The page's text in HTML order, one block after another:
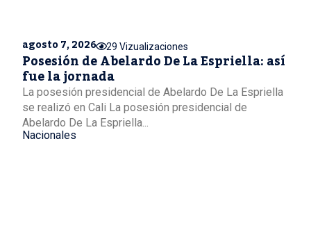
agosto 7, 2026 29 Vizualizaciones
Posesión de Abelardo De La Espriella: así
fue la jornada
La posesión presidencial de Abelardo De La Espriella
se realizó en Cali La posesión presidencial de
Abelardo De La Espriella...
Nacionales